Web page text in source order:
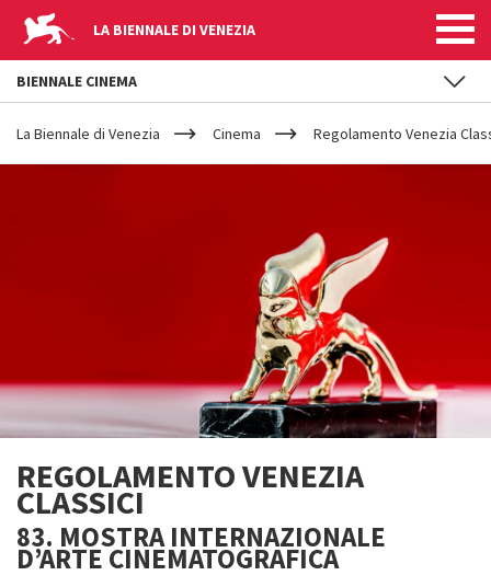
LA BIENNALE DI VENEZIA
YOUR
ARE
HERE
La Biennale di Venezia Cinema Regolamento Venezia
REGOLAMENTO VENEZIA
CLASSICI
83. MOSTRA INTERNAZIONALE
D’ARTE CINEMATOGRAFICA
BIENNALE CINEMA